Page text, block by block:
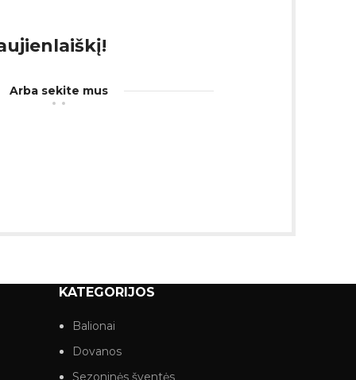
Arba sekite mus
KATEGORIJOS
Balionai
Dovanos
Sezoninės šventės